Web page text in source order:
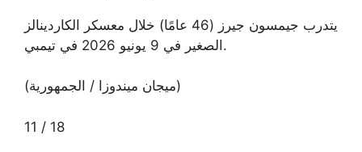
يتدرب جيمسون جيرز (46 عامًا) خلال معسكر الكاردينالز
الصغير في 9 يونيو 2026 في تيمبي.
(ميجان ميندوزا / الجمهورية)
11 / 18